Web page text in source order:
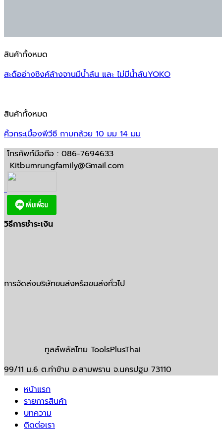
สินค้าทั้งหมด
สะดืออ่างซิงค์ล้างจานมีน้ำล้น และ ไม่มีน้ำล้นYOKO
สินค้าทั้งหมด
คิ้วกระเบื้องพีวีซี กาบกล้วย 10 มม 14 มม
โทรศัพท์มือถือ : 086-7694633
Kitbumrungfamily@Gmail.com
วิธีการชำระเงิน
การจัดส่งบริษัทขนส่งหรือขนส่งทั่วไป
ทูลส์พลัสไทย ToolsPlusThai
99/11 ม.6 ต.ท่าข้าม อ.สามพราน จ.นครปฐม 73110
หน้าแรก
รายการสินค้า
บทความ
ติดต่อเรา